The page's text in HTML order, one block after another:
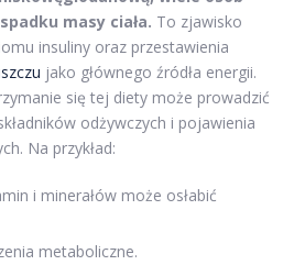
masy ciała. To zjawisko
insuliny oraz przestawienia
jako głównego źródła energii.
się tej diety może prowadzić
odżywczych i pojawienia
Na przykład:
i minerałów może osłabić
metaboliczne.